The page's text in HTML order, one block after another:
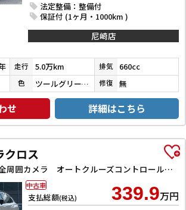
法定整備：整備付
保証付 (1ヶ月・1000km )
尼崎店
走行 5.0万km 排気 660cc
色 ツールグリーンパールメタリック 修復 無
せ 詳細はこちら
クロス
ハイブリッド Z 全周囲カメラ オートクルーズコントロール レーンアシスト パワーシート 衝突被害軽減システム ナビ TV オートライト LEDヘッドランプ ヘッドライトウォッシャー 電動リアゲート アルミホイール
支払総額(税込) 339.9万円
中古車